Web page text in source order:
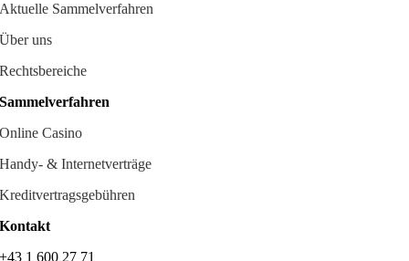
Aktuelle Sammelverfahren
Über uns
Rechtsbereiche
Sammelverfahren
Online Casino
Handy- & Internetverträge
Kreditvertragsgebühren
Kontakt
+43 1 600 27 71